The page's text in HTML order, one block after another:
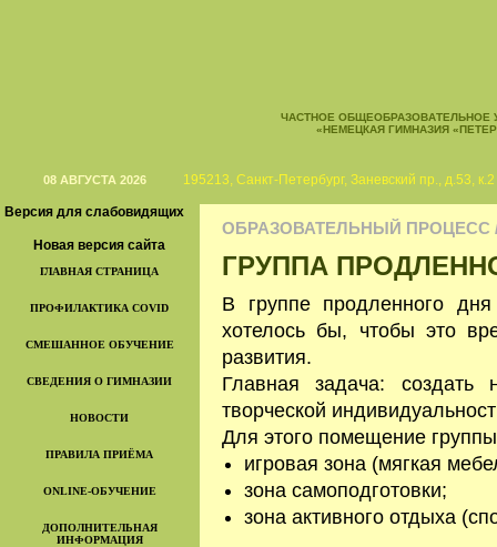
ЧАСТНОЕ ОБЩЕОБРАЗОВАТЕЛЬНОЕ
«НЕМЕЦКАЯ ГИМНАЗИЯ
08 АВГУСТА 2026 195213, Санкт-Петербург, Заневский пр., д.53, к.2
ОБРАЗОВАТЕЛЬНЫЙ ПРОЦЕСС
ГРУППА
В группе продленного
хотелось бы, чтобы это
развития.
Главная задача: создать
творческой
Для этого помещение
игровая зона (мягкая
зона самоподготовки;
зона активного отдыха
Версия для слабовидящих
Новая версия сайта
ГЛАВНАЯ СТРАНИЦА
ПРОФИЛАКТИКА COVID
СМЕШАННОЕ ОБУЧЕНИЕ
СВЕДЕНИЯ О ГИМНАЗИИ
НОВОСТИ
ПРАВИЛА ПРИЁМА
ONLINE-ОБУЧЕНИЕ
ДОПОЛНИТЕЛЬНАЯ
ИНФОРМАЦИЯ